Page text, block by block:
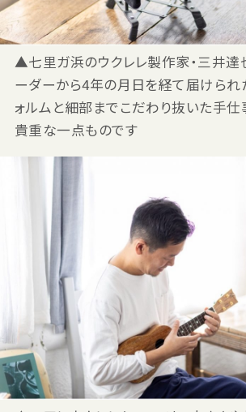
▲七里ガ浜のウクレレ製作家・三井達
ーダーから4年の月日を経て届けられ
ォルムと細部までこだわり抜いた手仕
貴重な一点ものです